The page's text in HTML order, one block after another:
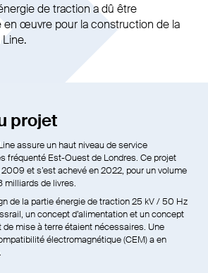
de traction a dû être
en œuvre pour la construction de la
projet
assure un haut niveau de service
fréquenté Est-Ouest de Londres. Ce projet
et s’est achevé en 2022, pour un volume
milliards de livres.
de la partie énergie de traction 25 kV / 50 Hz
un concept d’alimentation et un concept
de mise à terre étaient nécessaires. Une
électromagnétique (CEM) a en